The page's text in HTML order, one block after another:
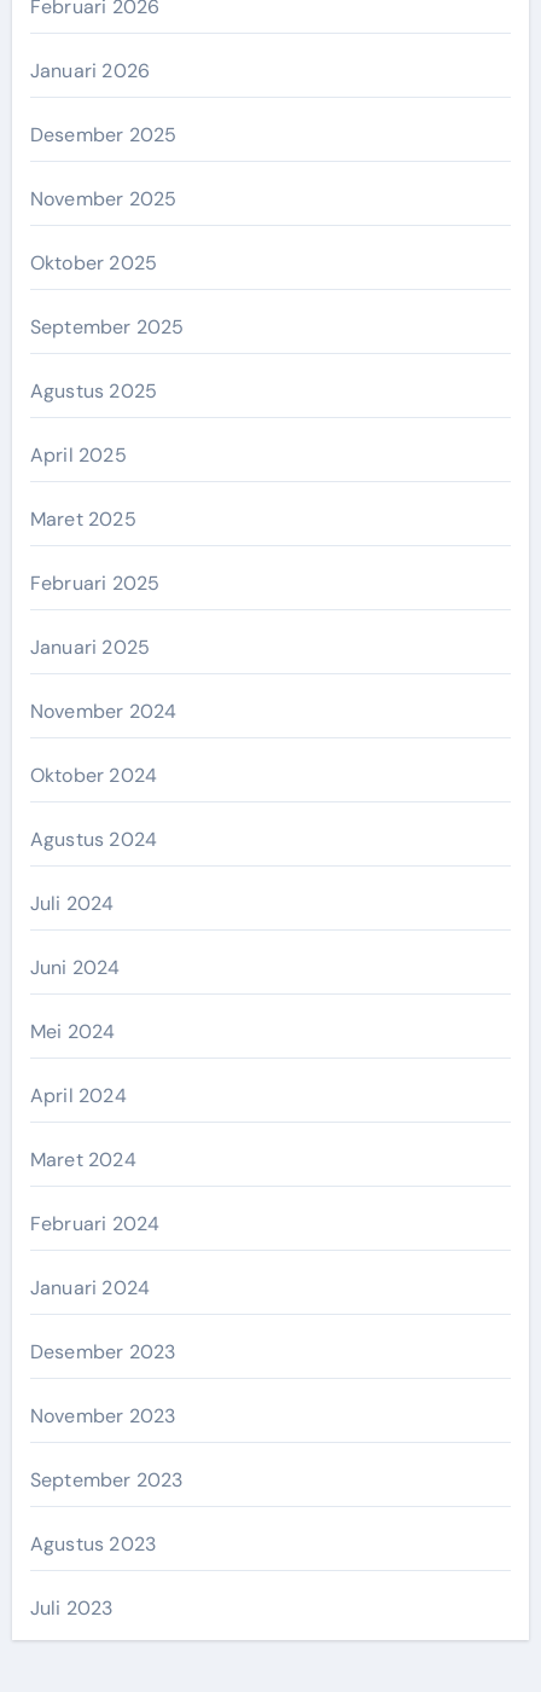
Februari 2026
Januari 2026
Desember 2025
November 2025
Oktober 2025
September 2025
Agustus 2025
April 2025
Maret 2025
Februari 2025
Januari 2025
November 2024
Oktober 2024
Agustus 2024
Juli 2024
Juni 2024
Mei 2024
April 2024
Maret 2024
Februari 2024
Januari 2024
Desember 2023
November 2023
September 2023
Agustus 2023
Juli 2023